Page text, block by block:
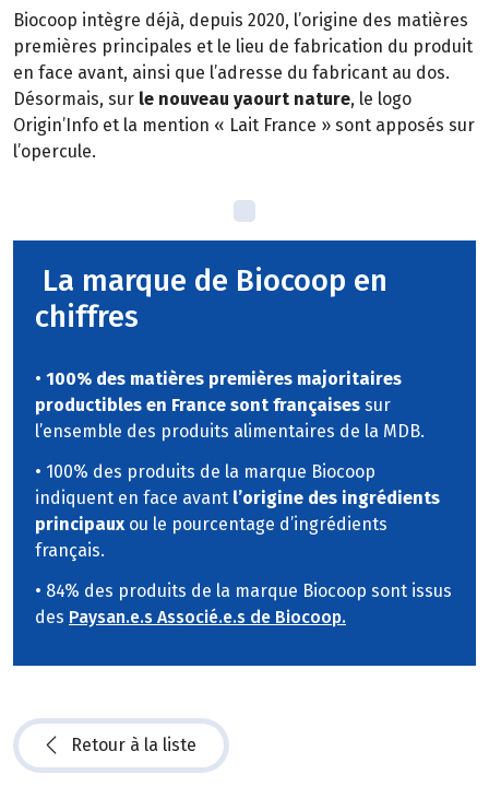
Biocoop intègre déjà, depuis 2020, l’origine des matières
premières principales et le lieu de fabrication du produit
en face avant, ainsi que l’adresse du fabricant au dos.
Désormais, sur le nouveau yaourt nature, le logo
Origin’Info et la mention « Lait France » sont apposés sur
l’opercule.
La marque de Biocoop en
chiffres
• 100% des matières premières majoritaires
productibles en France sont françaises sur
l’ensemble des produits alimentaires de la MDB.
• 100% des produits de la marque Biocoop
indiquent en face avant l’origine des ingrédients
principaux ou le pourcentage d’ingrédients
français.
• 84% des produits de la marque Biocoop sont issus
des Paysan.e.s Associé.e.s de Biocoop.
Retour à la liste